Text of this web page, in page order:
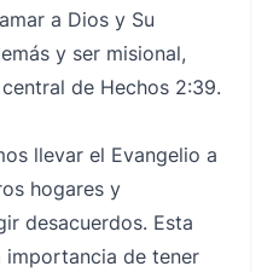
a Dios y Su
y ser misional,
de Hechos 2:39.
llevar el Evangelio a
hogares y
desacuerdos. Esta
importancia de tener